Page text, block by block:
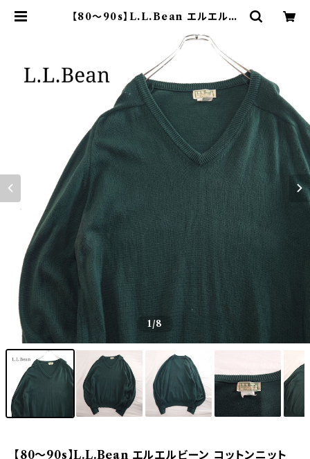
【80～90s】L.L.Bean エルエルビ
ンライン古着屋 9chord
1/8
【80～90s】L.L.Bean エルエルビーン コットンニット